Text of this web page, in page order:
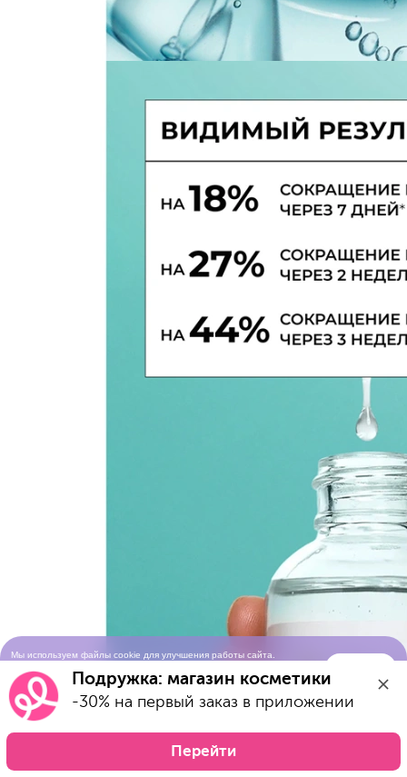
Мы используем файлы cookie для улучшения работы сайта.
использования cookie-файловПодружка: магазин косметики
-30% на первый заказ в приложении
Перейти